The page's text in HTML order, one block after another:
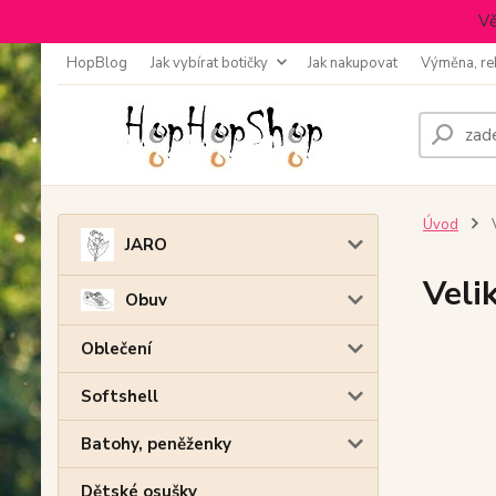
HopBlog Jak vybírat botičky Jak nakupovat Výměna,
JARO
Obuv
Oblečení
Softshell
Batohy, peněženky
Úvod